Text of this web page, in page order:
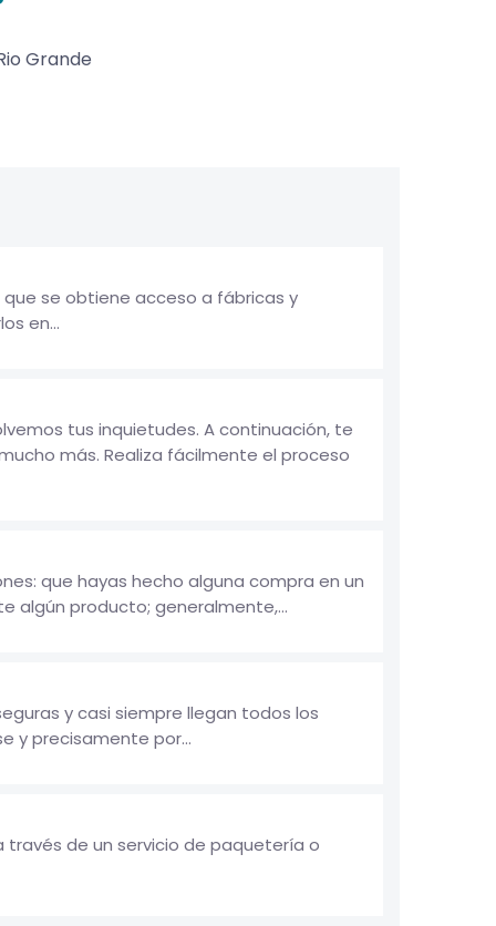
Grande
se obtiene acceso a fábricas y
en...
tus inquietudes. A continuación, te
más. Realiza fácilmente el proceso
que hayas hecho alguna compra en un
algún producto; generalmente,...
y casi siempre llegan todos los
y precisamente por...
de un servicio de paquetería o